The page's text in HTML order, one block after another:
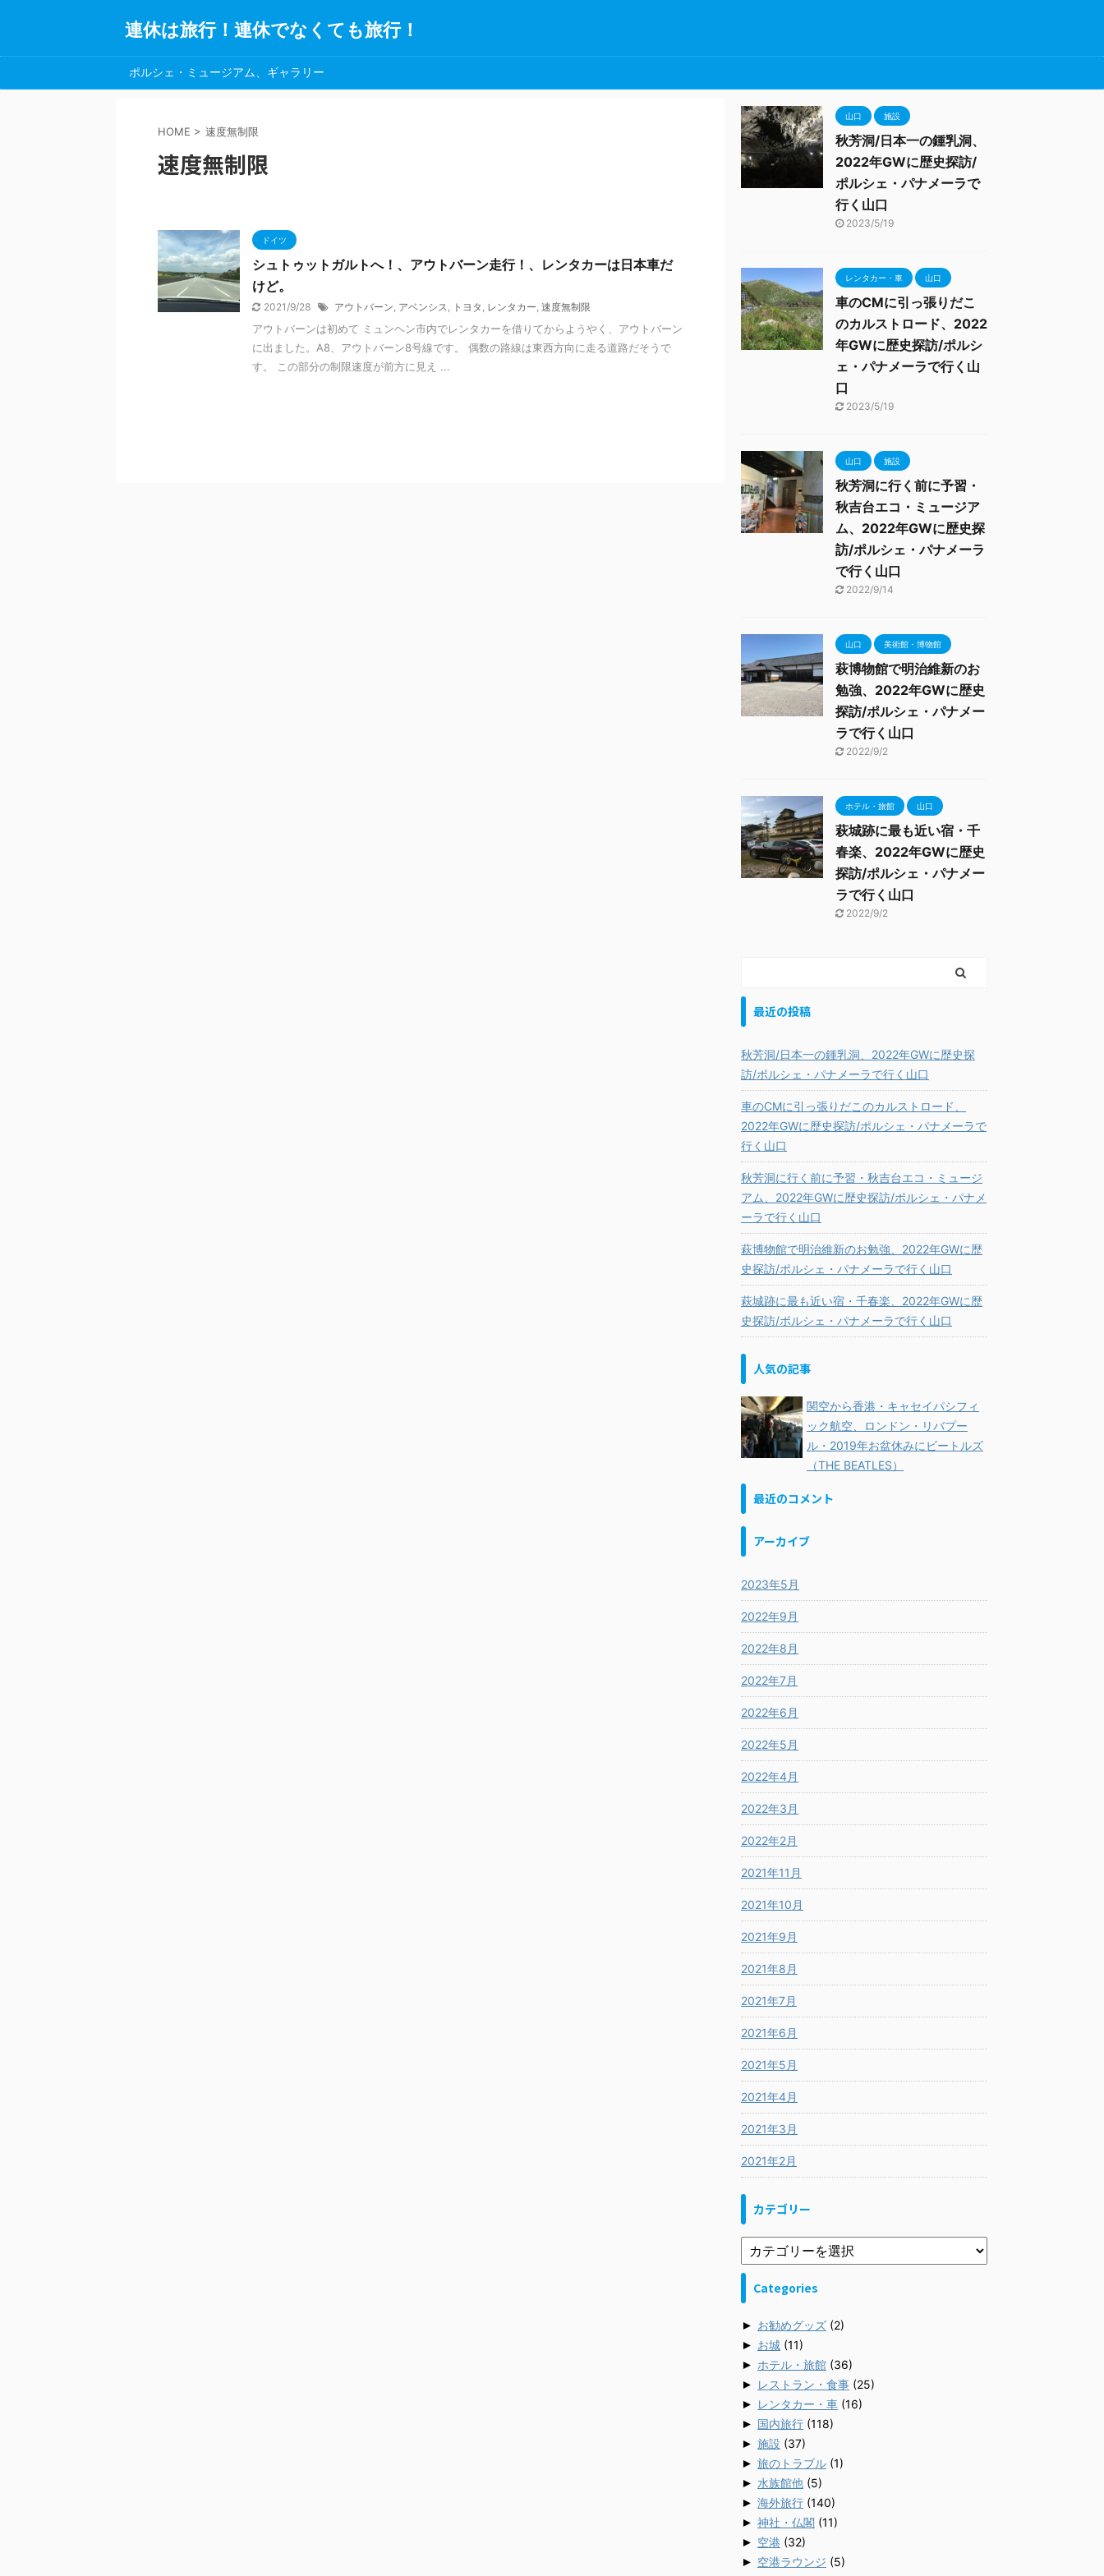
連休は旅行！連休でなくても旅行！
ポルシェ・ミュージアム、ギャラリー
HOME > 速度無制限
速度無制限
ドイツ
シュトゥットガルトへ！、アウトバーン走行！、レンタカーは日本車だ
けど。
2021/9/28 アウトバーン, アベンシス, トヨタ , レンタカー, 速度無制限
アウトバーンは初めて ミュンヘン市内でレンタカーを借りてからようやく、アウトバーン
に出ました。A8、アウトバーン8号線です。 偶数の路線は東西方向に走る道路だそうで
す。 この部分の制限速度が前方に見え ...
山口 施設
秋芳洞/日本一の鍾乳洞、
2022年GWに歴史探訪/
ポルシェ・パナメーラで
行く山口
2023/5/19
レンタカー・車 山口
車のCMに引っ張りだこ
のカルストロード、2022
年GWに歴史探訪/ポルシ
ェ・パナメーラで行く山
口
2023/5/19
山口 施設
秋芳洞に行く前に予習・
秋吉台エコ・ミュージア
ム、2022年GWに歴史探
訪/ポルシェ・パナメーラ
で行く山口
2022/9/14
山口 美術館・博物館
萩博物館で明治維新のお
勉強、2022年GWに歴史
探訪/ポルシェ・パナメー
ラで行く山口
2022/9/2
ホテル・旅館 山口
萩城跡に最も近い宿・千
春楽、2022年GWに歴史
探訪/ポルシェ・パナメー
ラで行く山口
2022/9/2
最近の投稿
秋芳洞/日本一の鍾乳洞、2022年GWに歴史探
訪/ポルシェ・パナメーラで行く山口
車のCMに引っ張りだこのカルストロード、
2022年GWに歴史探訪/ポルシェ・パナメーラで
行く山口
秋芳洞に行く前に予習・秋吉台エコ・ミュージ
アム、2022年GWに歴史探訪/ポルシェ・パナメ
ーラで行く山口
萩博物館で明治維新のお勉強、2022年GWに歴
史探訪/ポルシェ・パナメーラで行く山口
萩城跡に最も近い宿・千春楽、2022年GWに歴
史探訪/ポルシェ・パナメーラで行く山口
人気の記事
関空から香港・キャセイパシフィ
ック航空、ロンドン・リバプー
ル・2019年お盆休みにビートルズ
（THE BEATLES）
最近のコメント
アーカイブ
2023年5月
2022年9月
2022年8月
2022年7月
2022年6月
2022年5月
2022年4月
2022年3月
2022年2月
2021年11月
2021年10月
2021年9月
2021年8月
2021年7月
2021年6月
2021年5月
2021年4月
2021年3月
2021年2月
カテゴリー
Categories
► お勧めグッズ (2)
► お城 (11)
► ホテル・旅館 (36)
► レストラン・食事 (25)
► レンタカー・車 (16)
► 国内旅行 (118)
► 施設 (37)
► 旅のトラブル (1)
► 水族館他 (5)
► 海外旅行 (140)
► 神社・仏閣 (11)
► 空港 (32)
► 空港ラウンジ (5)